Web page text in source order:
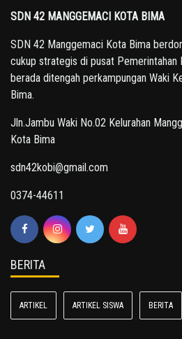
SDN 42 MANGGEMACI KOTA BIMA
SDN 42 Manggemaci Kota Bima
cukup strategis di pusat Pemerintahan
berada ditengah perkampungan Waki
Bima.
Jln.Jambu Waki No.02 Kelurahan
Kota Bima
sdn42kobi@gmail.com
0374-44611
BERITA
ARTIKEL ARTIKEL SISWA BERITA